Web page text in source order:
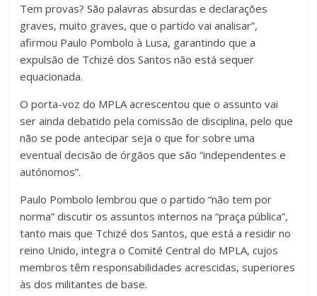
Tem provas? São palavras absurdas e declarações
graves, muito graves, que o partido vai analisar”,
afirmou Paulo Pombolo à Lusa, garantindo que a
expulsão de Tchizé dos Santos não está sequer
equacionada.
O porta-voz do MPLA acrescentou que o assunto vai
ser ainda debatido pela comissão de disciplina, pelo que
não se pode antecipar seja o que for sobre uma
eventual decisão de órgãos que são “independentes e
autónomos”.
Paulo Pombolo lembrou que o partido “não tem por
norma” discutir os assuntos internos na “praça pública”,
tanto mais que Tchizé dos Santos, que está a residir no
reino Unido, integra o Comité Central do MPLA, cujos
membros têm responsabilidades acrescidas, superiores
às dos militantes de base.